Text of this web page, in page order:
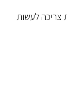
לעשות